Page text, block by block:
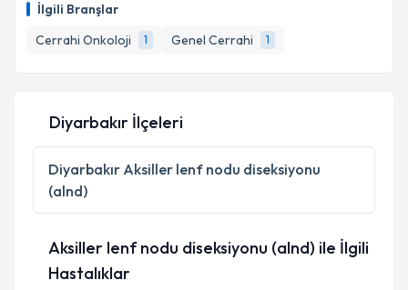
İlgili Branşlar
Cerrahi Onkoloji
1 Genel Cerrahi 1
Diyarbakır İlçeleri
Diyarbakır Aksiller lenf nodu diseksiyonu
(alnd)
Aksiller lenf nodu diseksiyonu (alnd) ile İlgili
Hastalıklar